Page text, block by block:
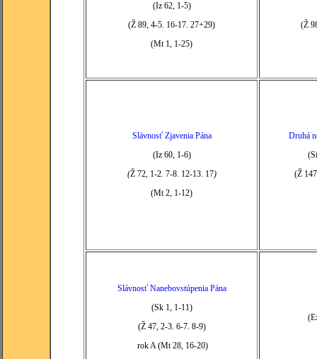
(Iz 62, 1-5)
(Ž 89, 4-5. 16-17. 27+29)
(Mt 1, 1-25)
(Ž
Slávnosť Zjavenia Pána
(Iz 60, 1-6)
(Ž 72, 1-2. 7-8. 12-13. 17)
(Mt 2, 1-12)
Druhá
(Ž
Slávnosť Nanebovstúpenia Pána
(Sk 1, 1-11)
(Ž 47, 2-3. 6-7. 8-9)
rok A (Mt 28, 16-20)